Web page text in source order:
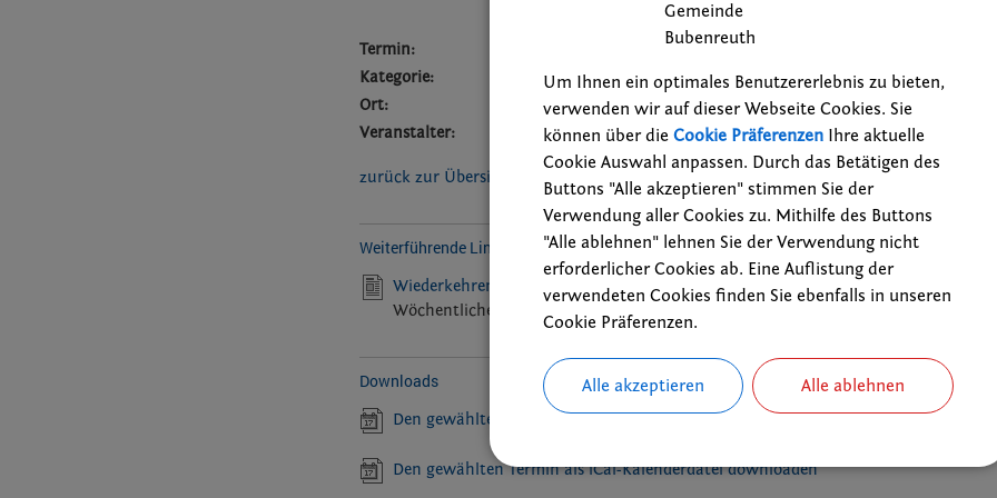
Termin:
Kategorie:
Wanderungen
Ort:
Treffpunkt: 8:30 Uhr Parkplatz Turnhalle in Bubenreuth
Veranstalter:
DAV Sektion Eger und Egerland
zurück zur Übersicht
Weiterführende Links
Wiederkehrende Termine der Bubenreuther Vereine, Gruppen und kirchlichen
Wöchentliche Probentermine der musikalischen Gruppen
Downloads
Den gewählten Termin als VCS-Kalenderdatei downloaden
Den gewählten Termin als iCal-Kalenderdatei downloaden
Um Ihnen ein optimales Benutzererlebnis zu bieten,
verwenden wir auf dieser Webseite Cookies. Sie
können über die Cookie PräferenzenIhre aktuelle
Cookie Auswahl anpassen. Durch das Betätigen des
Buttons "Alle akzeptieren" stimmen Sie der
Verwendung aller Cookies zu. Mithilfe des Buttons
"Alle ablehnen" lehnen Sie der Verwendung nicht
erforderlicher Cookies ab. Eine Auflistung der
verwendeten Cookies finden Sie ebenfalls in unseren
Cookie Präferenzen.
Alle akzeptieren Alle ablehnen